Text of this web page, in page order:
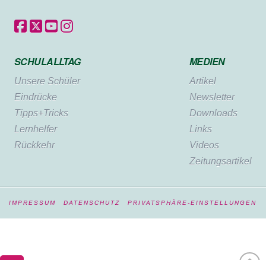
SCHULALLTAG
Unsere Schüler
Eindrücke
Tipps+Tricks
Lernhelfer
Rückkehr
MEDIEN
Artikel
Newsletter
Downloads
Links
Videos
Zeitungsartikel
IMPRESSUM DATENSCHUTZ PRIVATSPHÄRE-EINSTELLUNGEN